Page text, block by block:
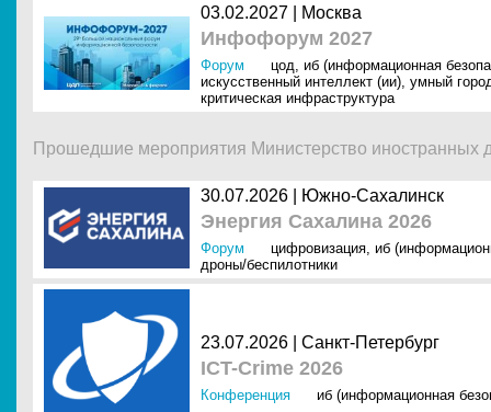
03.02.2027 | Москва
Инфофорум 2027
Форум цод, иб (информационная
искусственный интеллект (ии), умный
критическая инфраструктура
Прошедшие мероприятия Министерство
30.07.2026 | Южно-Сахалинск
Энергия Сахалина 2026
Форум цифровизация, иб
дроны/беспилотники
23.07.2026 | Санкт-Петербург
ICT-Crime 2026
Конференция иб (информационная